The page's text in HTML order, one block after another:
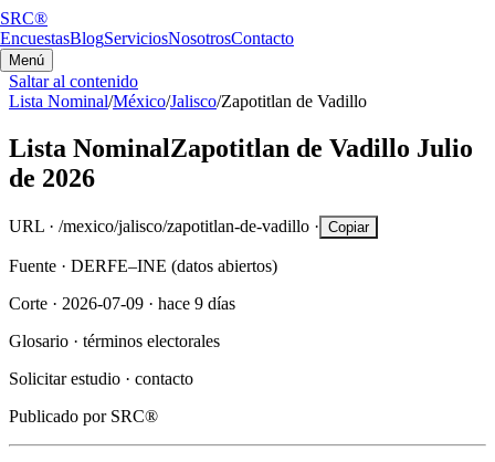
SRC®
EncuestasBlogServiciosNosotrosContacto
Menú
Saltar al contenido
Lista Nominal/México/Jalisco/Zapotitlan de Vadillo
Lista NominalZapotitlan de Vadillo Julio
de 2026
URL · /mexico/jalisco/zapotitlan-de-vadillo · Copiar
Fuente · DERFE–INE (datos abiertos)
Corte · 2026-07-09 · hace 9 días
Glosario · términos electorales
Solicitar estudio · contacto
Publicado por SRC®